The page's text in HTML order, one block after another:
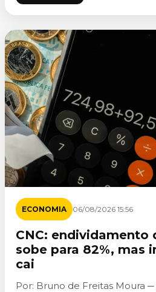
ECONOMIA 06/08/2026 15:56
CNC: endividamento
sobe para 82%, mas
cai
Por: Bruno de Freitas Moura